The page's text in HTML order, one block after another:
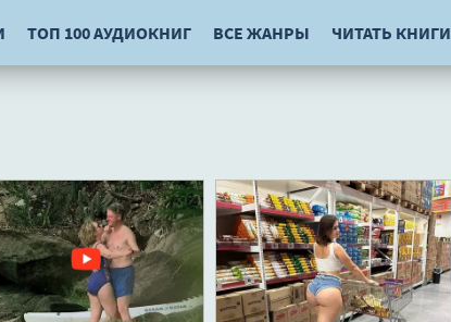
ТОП 100 АУДИОКНИГ ВСЕ ЖАНРЫ ЧИТАТЬ КНИГИ